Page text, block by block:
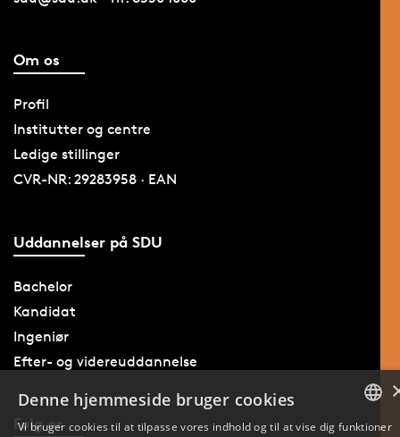
Om os
Profil
Institutter og centre
Ledige stillinger
CVR-NR: 29283958 · EAN
Uddannelser på SDU
Bachelor
Kandidat
Ingeniør
Efter- og videreuddannelse
Følg os
Denne hjemmeside bruger cookies
Vi bruger cookies til at tilpasse vores indhold og til at vise dig funktioner